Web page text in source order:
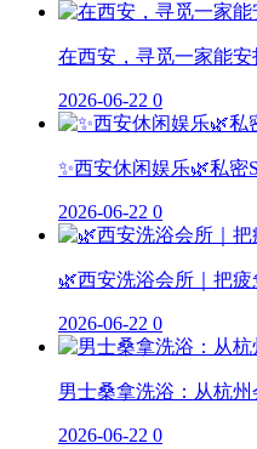
在西安，寻觅一家能
2026-06-22 0
✨西安休闲娱乐🌿私密
2026-06-22 0
🌿西安洗浴会所｜把
2026-06-22 0
男士桑拿洗浴：从杭
2026-06-22 0